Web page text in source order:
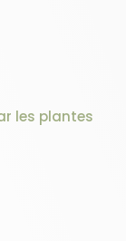
les plantes